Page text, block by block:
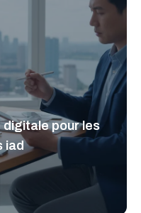
digitale pour les
iad